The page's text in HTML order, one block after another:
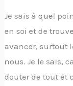
Je sais à quel
en soi et de
avancer, surtout
nous. Je le sais,
douter de tout et